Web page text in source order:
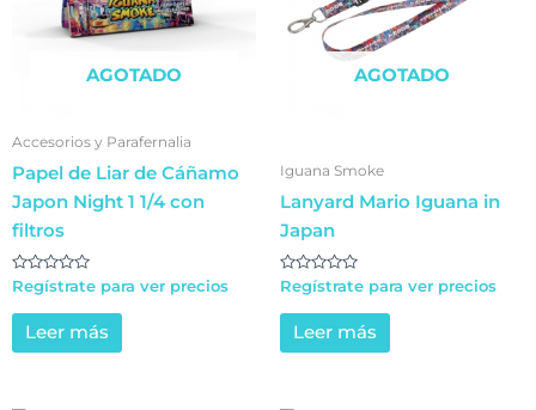
AGOTADO
Accesorios y Parafernalia
Papel de Liar de Cáñamo
Japon Night 1 1/4 con
filtros
Valorado
0
de
Regístrate para ver precios
Leer más
AGOTADO
Iguana Smoke
Lanyard Mario Iguana in
Japan
Valorado
0
de
Regístrate para ver precios
Leer más